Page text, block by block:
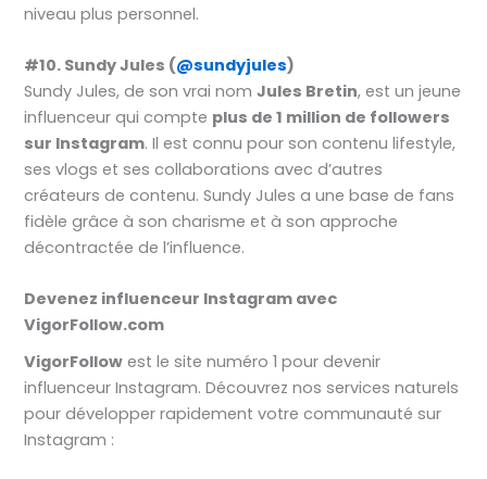
niveau plus personnel.
#10. Sundy Jules (@sundyjules)
Sundy Jules, de son vrai nomJules Bretin, est un jeune
influenceur qui compte plus de 1 million de followers
sur Instagram. Il est connu pour son contenu lifestyle,
ses vlogs et ses collaborations avec d’autres
créateurs de contenu. Sundy Jules a une base de fans
fidèle grâce à son charisme et à son approche
décontractée de l’influence.
Devenez influenceur Instagram avec
VigorFollow.com
VigorFollow est le site numéro 1 pour devenir
influenceur Instagram. Découvrez nos services naturels
pour développer rapidement votre communauté sur
Instagram :